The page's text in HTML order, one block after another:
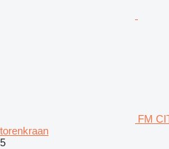
FM
torenkraan
5